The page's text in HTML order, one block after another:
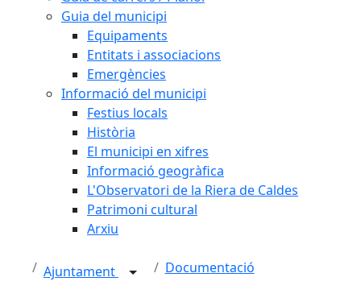
Guia del municipi
Equipaments
Entitats i associacions
Emergències
Informació del municipi
Festius locals
Història
El municipi en xifres
Informació geogràfica
L'Observatori de la Riera de Caldes
Patrimoni cultural
Arxiu
Ajuntament Documentació